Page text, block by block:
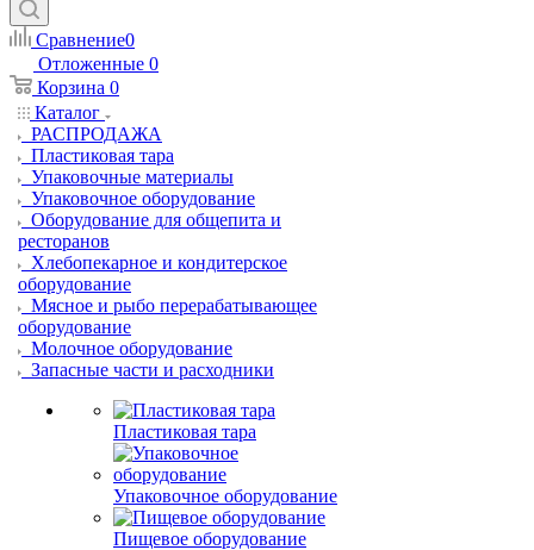
Сравнение0
Отложенные 0
Корзина 0
Каталог
РАСПРОДАЖА
Пластиковая тара
Упаковочные материалы
Упаковочное оборудование
Оборудование для общепита и
ресторанов
Хлебопекарное и кондитерское
оборудование
Мясное и рыбо перерабатывающее
оборудование
Молочное оборудование
Запасные части и расходники
Пластиковая тара
Упаковочное оборудование
Пищевое оборудование